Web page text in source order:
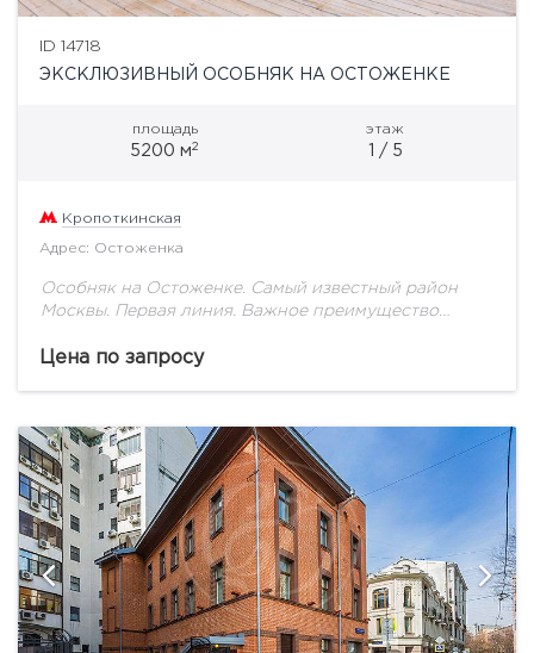
ID 14718
ЭКСКЛЮЗИВНЫЙ ОСОБНЯК НА ОСТОЖЕНКЕ
площадь
5200 м2
этаж
1 / 5
Кропоткинская
Адрес: Остоженка
Особняк на Остоженке. Самый известный район
Москвы. Первая линия. Важное преимущество
года постройки., Была проведена полная
Цена по запросу